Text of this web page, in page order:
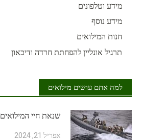
מידע וטלפונים
מידע נוסף
חנות המילואים
תרגיל אונליין להפחתת חרדה ודיכאון
למה אתם עושים מילואים
שנאת חיי המילואים
אפריל 21, 2024